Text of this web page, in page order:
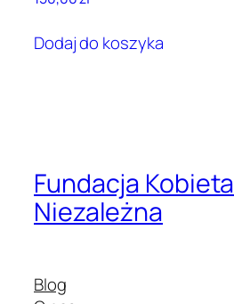
Dodaj do koszyka
Fundacja Kobieta
Niezależna
Blog